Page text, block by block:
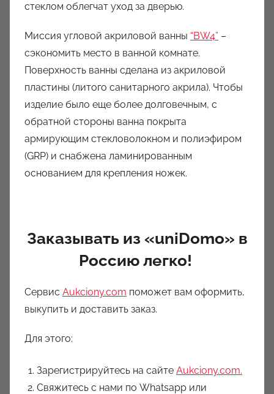
стеклом облегчат уход за дверью.
Миссия угловой акриловой ванны “BW4” –
сэкономить место в ванной комнате.
Поверхность ванны сделана из акриловой
пластины (литого санитарного акрила). Чтобы
изделие было еще более долговечным, с
обратной стороны ванна покрыта
армирующим стекловолокном и полиэфиром
(GRP) и снабжена ламинированным
основанием для крепления ножек.
Заказывать из «uniDomo» в
Россию легко!
Сервис Aukciony.com поможет вам оформить,
выкупить и доставить заказ.
Для этого:
Зарегистрируйтесь на сайте Aukciony.com.
Свяжитесь с нами по Whatsapp или